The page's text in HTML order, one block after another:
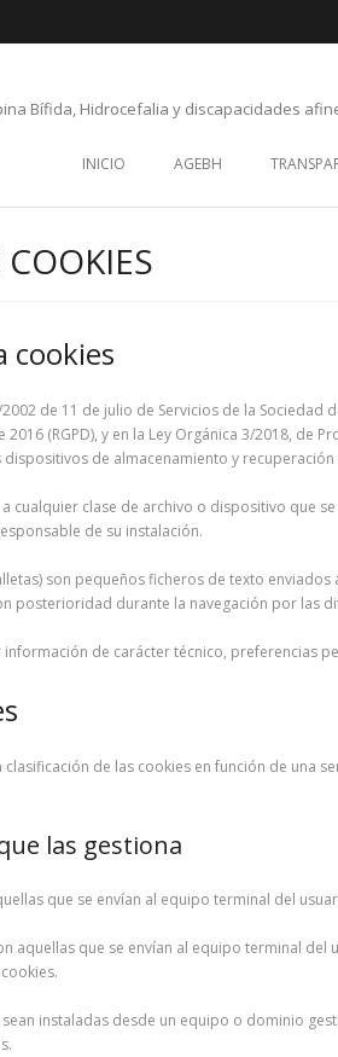
Bífida, Hidrocefalia y discapacidades
INICIO AGEBH
cookies
de 11 de julio de Servicios de la Sociedad
(RGPD), y en la Ley Orgánica 3/2018, de
de almacenamiento y
cualquier clase de archivo o dispositivo que
de su instalación.
son pequeños ficheros de texto
posterioridad durante la navegación por las
información de carácter técnico, preferencias
clasificación de las cookies en función de una
las gestiona
que se envían al equipo terminal del
aquellas que se envían al equipo terminal
sean instaladas desde un equipo o dominio